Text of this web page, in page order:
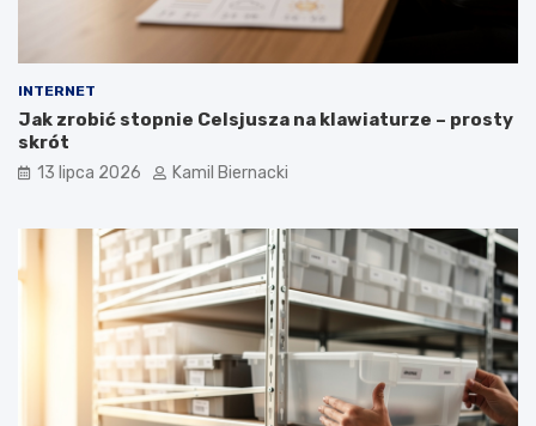
INTERNET
Jak zrobić stopnie Celsjusza na klawiaturze – prosty
skrót
13 lipca 2026 Kamil Biernacki